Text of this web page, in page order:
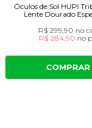
Óculos de Sol HUPI
Lente Dourado
R$ 299,90 no
R$ 284,90 no
COMPRAR